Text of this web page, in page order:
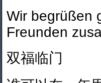
Wir begrüßen
Freunden
双福临门